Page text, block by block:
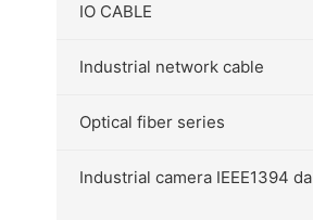
IO CABLE
Industrial network cable
Optical fiber series
Industrial camera IEEE1394 da